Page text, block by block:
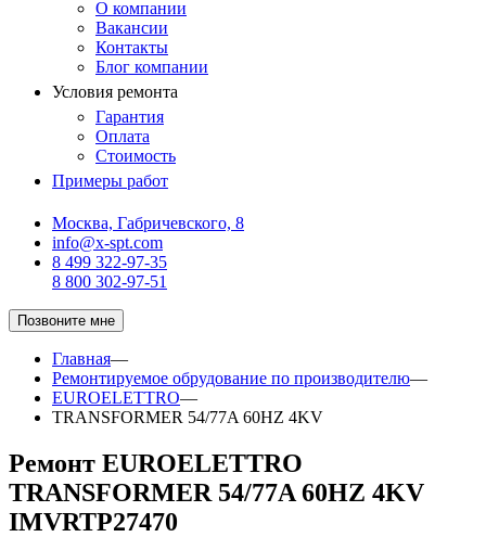
О компании
Вакансии
Контакты
Блог компании
Условия ремонта
Гарантия
Оплата
Стоимость
Примеры работ
Москва, Габричевского, 8
info@x-spt.com
8 499 322-97-35
8 800 302-97-51
Позвоните мне
Главная—
Ремонтируемое обрудование по производителю—
EUROELETTRO—
TRANSFORMER 54/77A 60HZ 4KV
Ремонт EUROELETTRO
TRANSFORMER 54/77A 60HZ 4KV
IMVRTP27470